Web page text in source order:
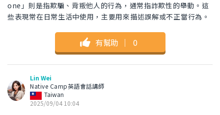
one」則是指欺騙、背叛他人的行為，通常指詐欺性的舉動。這
些表現常在日常生活中使用，主要用來描述誤解或不正當行為。
有幫助 ｜ 0
Lin Wei
Native Camp英語會話講師
Taiwan
2025/09/04 10:04